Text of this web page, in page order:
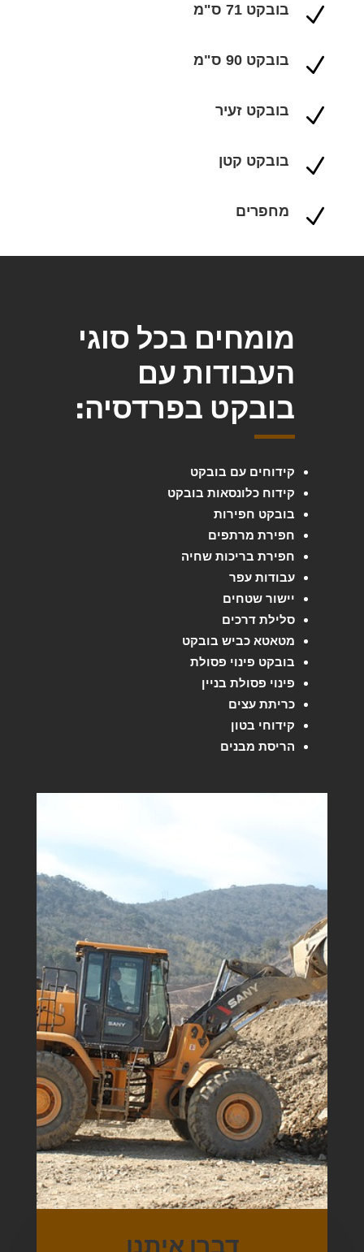
N בובקט 71 ס"מ
N בובקט 90 ס"מ
N בובקט זעיר
N בובקט קטן
N מחפרים
מומחים בכל סוגי
העבודות עם
בובקט בפרדסיה:
קידוחים עם בובקט
קידוח כלונסאות בובקט
בובקט חפירות
חפירת מרתפים
חפירת בריכות שחיה
עבודות עפר
יישור שטחים
סלילת דרכים
מטאטא כביש בובקט
בובקט פינוי פסולת
פינוי פסולת בניין
כריתת עצים
קידוחי בטון
הריסת מבנים
דברו איתנו